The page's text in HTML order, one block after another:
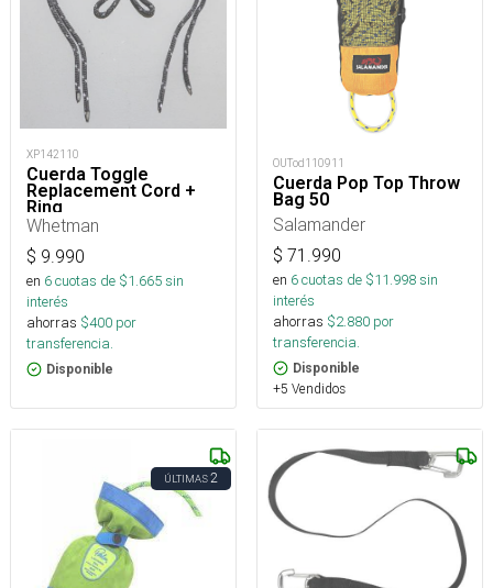
XP142110
Cuerda Toggle
Replacement Cord +
Ring
Whetman
$ 9.990
en 6cuotas de $1.665sin
interés
ahorras $400 por
transferencia.
Disponible
OUTod110911
Cuerda Pop Top Throw
Bag 50
Salamander
$ 71.990
en 6cuotas de $11.998sin
interés
ahorras $2.880 por
transferencia.
Disponible
+5 Vendidos
ÚLTIMAS2